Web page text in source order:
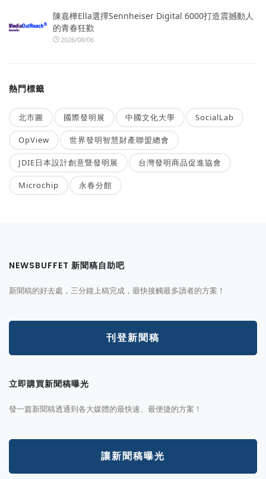
陳嘉樺Ella選擇Sennheiser Digital 6000打造震撼動人
的青春狂歡
2026/08/06
熱門標籤
北市圖 國際發明展 中國文化大學 SocialLab
OpView 世界發明智慧財產聯盟總會
JDIE日本設計創意暨發明展 台灣發明商品促進協會
Microchip 永春分館
NEWSBUFFET 新聞稿自助吧
新聞稿的好去處，三分鐘上稿完成，最快接觸最多讀者的方案！
刊登新聞稿
立即購買新聞稿曝光
發一篇新聞稿透通到各大媒體的最快速、最便捷的方案！
讓新聞稿曝光